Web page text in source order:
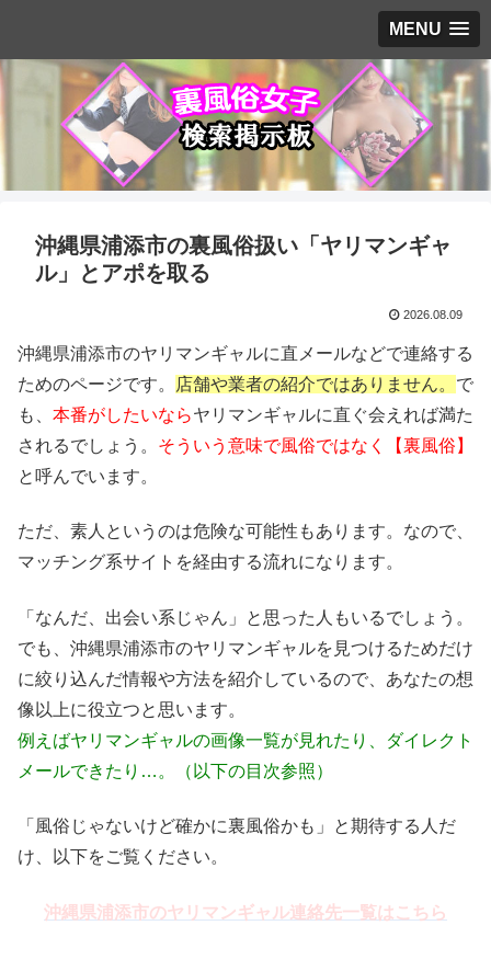
MENU
沖縄県浦添市の裏風俗扱い「ヤリマンギャ
ル」とアポを取る
2026.08.09
沖縄県浦添市のヤリマンギャルに直メールなどで連絡する
ためのページです。
店舗や業者の紹介ではありません。 で
も、 本番がしたいならヤリマンギャルに直ぐ会えれば満た
されるでしょう。 そういう意味で風俗ではなく【裏風俗】
と呼んでいます。
ただ、素人というのは危険な可能性もあります。なので、
マッチング系サイトを経由する流れになります。
「なんだ、出会い系じゃん」と思った人もいるでしょう。
でも、沖縄県浦添市のヤリマンギャルを見つけるためだけ
に絞り込んだ情報や方法を紹介しているので、あなたの想
像以上に役立つと思います。
例えばヤリマンギャルの画像一覧が見れたり、ダイレクト
メールできたり…。（以下の目次参照）
「風俗じゃないけど確かに裏風俗かも」と期待する人だ
け、以下をご覧ください。
沖縄県浦添市のヤリマンギャル連絡先一覧はこちら